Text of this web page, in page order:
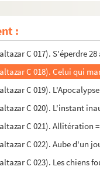
:
Rés.
C 018). Celui qui
C 019).
C 020). L'instant
C 021).